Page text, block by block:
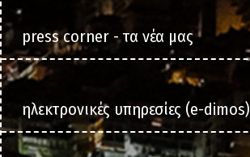
main
press corner - τα νέα μας
ηλεκτρονικές υπηρεσίες (e-dimos)